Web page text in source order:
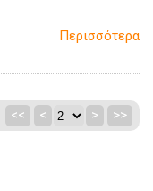
Περισσότερα
<< < > >>